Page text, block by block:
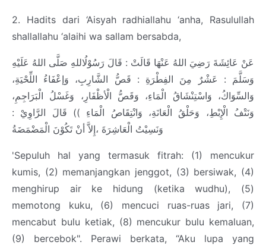
2. Hadits dari ‘Aisyah radhiallahu ‘anha, Rasulullah
shallallahu ‘alaihi wa sallam bersabda,
عَنْ عَائِشَةَ رَضِيَ اللهُ عَنْهَا قَالَتْ : قَالَ رَسُوْلُاللهِ صَلَّى اللهُ عَلَيْهِ
وَسَلَّمَ : عَشْرٌ مِنَ الفِطْرَةِ : قَصُّ الشَّارِبِ، وَإعْفَاءُ اللِّحْيَةِ،
وَالسِّوَاكُ، وَاسْتِنْشَاقُ الْمَاءِ، وَقَصُّ الْأظْفَارِ، وَغَسْلُ الْبَرَاجِمِ،
وَنَتْفُ الْإِبْطِ، وَحَلْقُ الْعَانَةِ، وَانْتِقَاصُ الْمَاءِ )) قَالَ الرَّاوِيْ :
وَنَسِيْتُ الْعَاشِرَةَ ،إِلاَّ أنْ تَكُوْنَ الْمَضْمَضَةُ
'Sepuluh hal yang termasuk fitrah: (1) mencukur
kumis, (2) memanjangkan jenggot, (3) bersiwak, (4)
menghirup air ke hidung (ketika wudhu), (5)
memotong kuku, (6) mencuci ruas-ruas jari, (7)
mencabut bulu ketiak, (8) mencukur bulu kemaluan,
(9) bercebok". Perawi berkata, “Aku lupa yang